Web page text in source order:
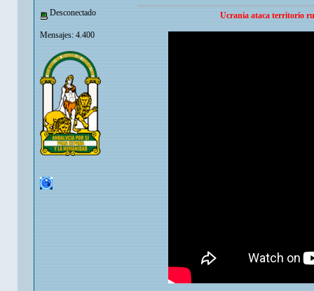
Desconectado
Mensajes: 4.400
Ucrania ataca territorio